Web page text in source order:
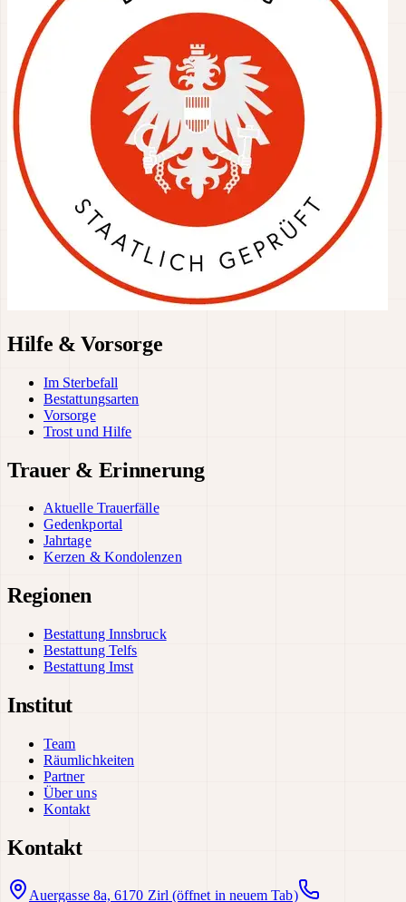
Hilfe & Vorsorge
Im Sterbefall
Bestattungsarten
Vorsorge
Trost und Hilfe
Trauer & Erinnerung
Aktuelle Trauerfälle
Gedenkportal
Jahrtage
Kerzen & Kondolenzen
Regionen
Bestattung Innsbruck
Bestattung Telfs
Bestattung Imst
Institut
Team
Räumlichkeiten
Partner
Über uns
Kontakt
Kontakt
Auergasse 8a, 6170 Zirl (öffnet in neuem Tab)